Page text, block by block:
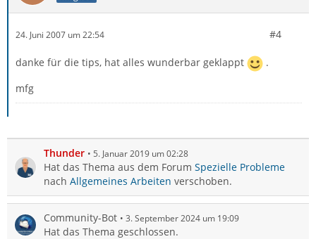
24. Juni 2007 um 22:54 #4
danke für die tips, hat alles wunderbar geklappt
.
mfg
Thunder 5. Januar 2019 um 02:28
Hat das Thema aus dem Forum Spezielle Probleme
nach Allgemeines Arbeiten verschoben.
Community-Bot 3. September 2024 um 19:09
Hat das Thema geschlossen.